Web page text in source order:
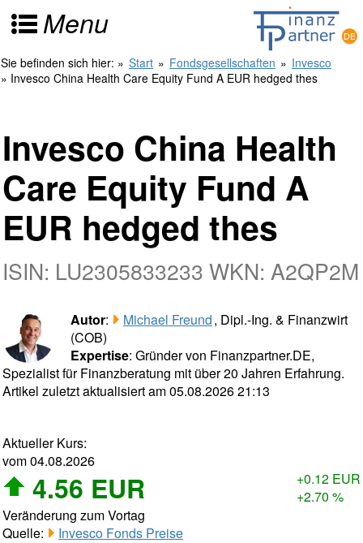
Menu
Sie befinden sich hier: » Start » Fondsgesellschaften » Invesco
» Invesco China Health Care Equity Fund A EUR hedged thes
Invesco China Health
Care Equity Fund A
EUR hedged thes
ISIN: LU2305833233 WKN: A2QP2M
Autor: Michael Freund, Dipl.-Ing. & Finanzwirt
(COB)
Expertise: Gründer von Finanzpartner.DE,
Spezialist für Finanzberatung mit über 20 Jahren Erfahrung.
Artikel zuletzt aktualisiert am 05.08.2026 21:13
Aktueller Kurs:
vom 04.08.2026
4.56 EUR
+0.12 EUR
+2.70 %
Veränderung zum Vortag
Quelle:
Invesco Fonds Preise